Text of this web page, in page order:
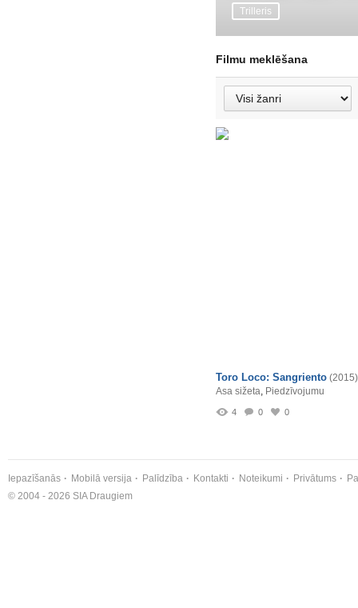
Trilleris
Filmu meklēšana
Toro Loco: Sangriento (2015)
Asa sižeta, Piedzīvojumu
4 0 0
Iepazīšanās Mobilā versija Palīdzība Kontakti Noteikumi Privātums
© 2004 - 2026 SIA Draugiem